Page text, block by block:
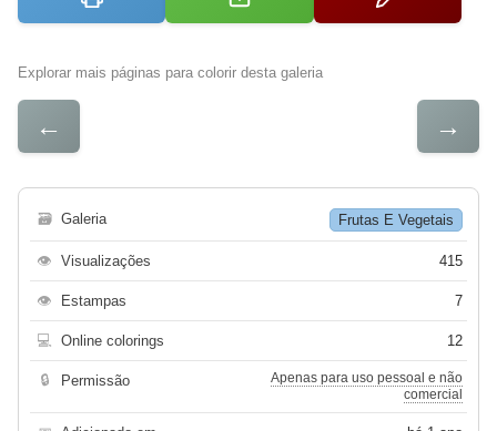
Explorar mais páginas para colorir desta galeria
← →
🗃 Galeria Frutas E Vegetais
👁 Visualizações 415
👁 Estampas 7
💻 Online colorings 12
🔒 Permissão
Apenas para uso pessoal e não
comercial